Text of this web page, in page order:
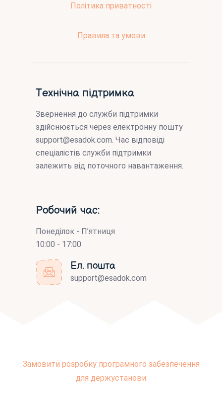
Політика приватності
Правила та умови
Технічна підтримка
Звернення до служби підтримки
здійснюється через електронну пошту
support@esadok.com. Час відповіді
спеціалістів служби підтримки
залежить від поточного навантаження.
Робочий час:
Понеділок - П’ятниця
10:00 - 17:00
Ел. пошта
support@esadok.com
Замовити розробку програмного забезпечення
для держустанови